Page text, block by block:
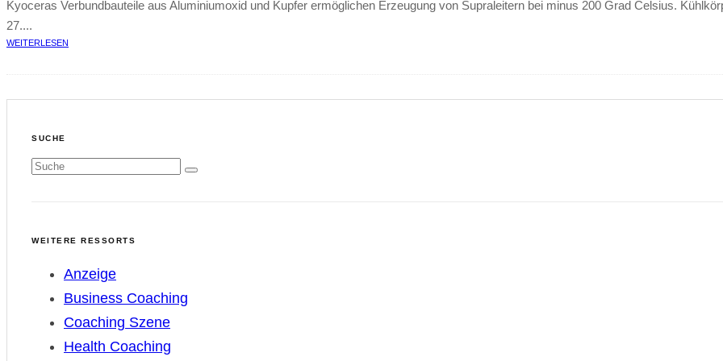
Kyoceras Verbundbauteile aus Aluminiumoxid und Kupfer ermöglichen Erzeugung von Supraleitern bei minus 200 Grad Celsius.
27....
WEITERLESEN
SUCHE
WEITERE RESSORTS
Anzeige
Business Coaching
Coaching Szene
Health Coaching